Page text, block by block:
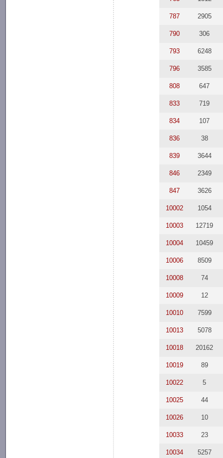
787 2905
790 306
793 6248
796 3585
808 647
833 719
834 107
836 38
839 3644
846 2349
847 3626
10002 1054
10003 12719
10004 10459
10006 8509
10008 74
10009 12
10010 7599
10013 5078
10018 20162
10019 89
10022 5
10025 44
10026 10
10033 23
10034 5257